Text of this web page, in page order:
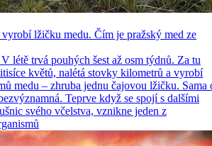
lžičku medu. Čím je pražský med ze
létě trvá pouhých šest až osm týdnů. Za tu
květů, nalétá stovky kilometrů a vyrobí
medu – zhruba jednu čajovou lžičku. Sama
Teprve když se spojí s dalšími
svého včelstva, vznikne jeden z